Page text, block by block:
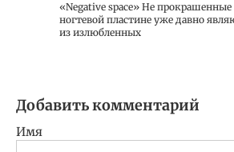
«Negative space» Не прокрашенные
ногтевой пластине уже давно
из излюбленных
Добавить комментарий
Имя